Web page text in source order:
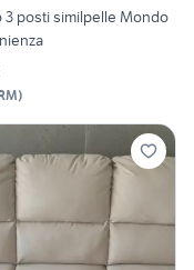
3 posti similpelle Mondo
)